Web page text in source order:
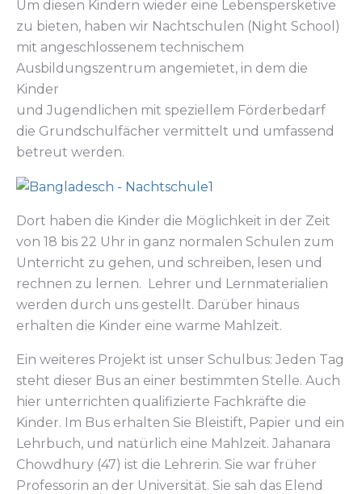
Um diesen Kindern wieder eine Lebenspersketive
zu bieten, haben wir Nachtschulen (Night School)
mit angeschlossenem technischem
Ausbildungszentrum angemietet, in dem die
Kinder
und Jugendlichen mit speziellem Förderbedarf
die Grundschulfächer vermittelt und umfassend
betreut werden.
Dort haben die Kinder die Möglichkeit in der Zeit
von 18 bis 22 Uhr in ganz normalen Schulen zum
Unterricht zu gehen, und schreiben, lesen und
rechnen zu lernen. Lehrer und Lernmaterialien
werden durch uns gestellt. Darüber hinaus
erhalten die Kinder eine warme Mahlzeit.
Ein weiteres Projekt ist unser Schulbus: Jeden Tag
steht dieser Bus an einer bestimmten Stelle. Auch
hier unterrichten qualifizierte Fachkräfte die
Kinder. Im Bus erhalten Sie Bleistift, Papier und ein
Lehrbuch, und natürlich eine Mahlzeit. Jahanara
Chowdhury (47) ist die Lehrerin. Sie war früher
Professorin an der Universität. Sie sah das Elend